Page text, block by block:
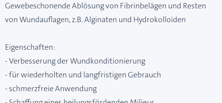
Gewebeschonende Ablösung von Fibrinbelägen und Resten
von Wundauflagen, z.B. Alginaten und Hydrokolloiden
Eigenschaften:
- Verbesserung der Wundkonditionierung
- für wiederholten und langfristigen Gebrauch
- schmerzfreie Anwendung